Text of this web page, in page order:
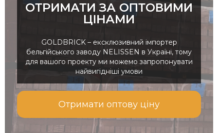
ОТРИМАТИ ЗА ОПТОВИМИ
ЦІНАМИ
GOLDBRICK – ексклюзивний імпортер
бельгійського заводу NELISSEN в Україні, тому
для вашого проекту ми можемо запропонувати
найвигідніші умови
Отримати оптову ціну